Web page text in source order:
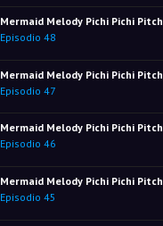
Mermaid Melody Pichi Pichi Pitch
Episodio 48
Mermaid Melody Pichi Pichi Pitch
Episodio 47
Mermaid Melody Pichi Pichi Pitch
Episodio 46
Mermaid Melody Pichi Pichi Pitch
Episodio 45